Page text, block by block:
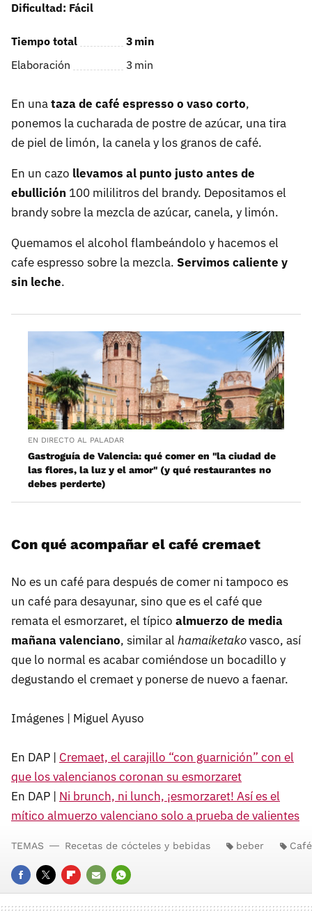
Dificultad: Fácil
Tiempo total 3 min
Elaboración
3 min
En unataza de café espresso o vaso corto,
ponemos la cucharada de postre de azúcar, una tira
de piel de limón, la canela y los granos de café.
En un cazo llevamos al punto justo antes de
ebullición 100 mililitros del brandy. Depositamos el
brandy sobre la mezcla de azúcar, canela, y limón.
Quemamos el alcohol flambeándolo y hacemos el
cafe espresso sobre la mezcla. Servimos caliente y
sin leche.
EN DIRECTO AL PALADAR
Gastroguía de Valencia: qué comer en "la ciudad de
las flores, la luz y el amor" (y qué restaurantes no
debes perderte)
Con qué acompañar el café cremaet
No es un café para después de comer ni tampoco es
un café para desayunar, sino que es el café que
remata el esmorzaret, el típico almuerzo de media
mañana valenciano, similar al hamaiketakovasco, así
que lo normal es acabar comiéndose un bocadillo y
degustando el cremaet y ponerse de nuevo a faenar.
Imágenes | Miguel Ayuso
En DAP | Cremaet, el carajillo “con guarnición” con el
que los valencianos coronan su esmorzaret
En DAP | Ni brunch, ni lunch, ¡esmorzaret! Así es el
mítico almuerzo valenciano solo a prueba de valientes
FACEBOOK
TWITTERFLIPBOARD
E-
WHATSAPP
TEMAS Recetas de cócteles y bebidas beber Café